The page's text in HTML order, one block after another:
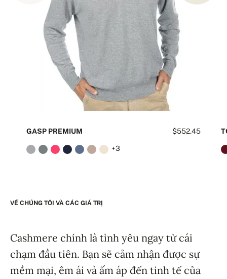
$552.45
GASP PREMIUM
+3
VỀ CHÚNG TÔI VÀ CÁC GIÁ TRỊ
Cashmere chính là tình yêu ngay từ cái
chạm đầu tiên. Bạn sẽ cảm nhận được sự
mềm mại, êm ái và ấm áp đến tinh tế của